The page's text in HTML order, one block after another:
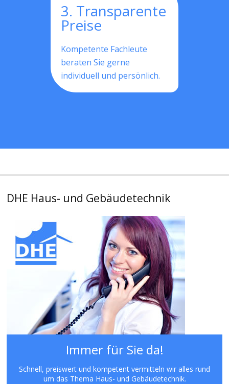
3. Transparente
Preise
Kompetente Fachleute
beraten Sie gerne
individuell und persönlich.
DHE Haus- und Gebäudetechnik
Immer für Sie da!
Schnell, preiswert und kompetent vermitteln wir alles rund
um das Thema Haus- und Gebäudetechnik.